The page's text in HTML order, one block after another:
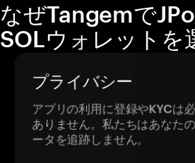
なぜTangemで
SOLウォレットを
プライバシー
アプリの利用に登録やKYCは
ありません。私たちはあなた
ータを追跡しません。